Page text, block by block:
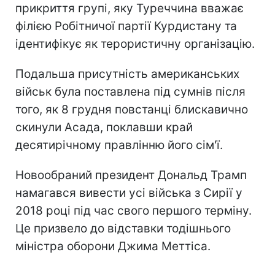
прикриття групі, яку Туреччина вважає
філією Робітничої партії Курдистану та
ідентифікує як терористичну організацію.
Подальша присутність американських
військ була поставлена під сумнів після
того, як 8 грудня повстанці блискавично
скинули Асада, поклавши край
десятирічному правлінню його сім'ї.
Новообраний президент Дональд Трамп
намагався вивести усі війська з Сирії у
2018 році під час свого першого терміну.
Це призвело до відставки тодішнього
міністра оборони Джима Меттіса.